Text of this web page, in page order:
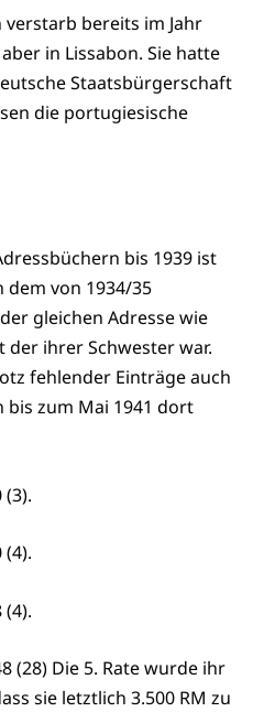
verstarb bereits im Jahr
in Lissabon. Sie hatte
Staatsbürgerschaft
die portugiesische
bis 1939 ist
dem von 1934/35
gleichen Adresse wie
der ihrer Schwester war.
fehlender Einträge auch
bis zum Mai 1941 dort
(3).
(4).
(4).
(28) Die 5. Rate wurde ihr
sie letztlich 3.500 RM zu